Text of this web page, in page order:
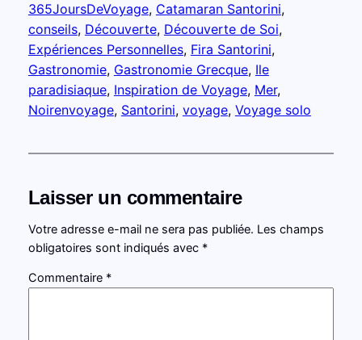
365JoursDeVoyage, Catamaran Santorini ,
conseils, Découverte, Découverte de Soi ,
Expériences Personnelles, Fira Santorini ,
Gastronomie, Gastronomie Grecque, Ile
paradisiaque, Inspiration de Voyage, Mer ,
Noirenvoyage, Santorini, voyage, Voyage solo
Laisser un commentaire
Votre adresse e-mail ne sera pas publiée. Les champs
obligatoires sont indiqués avec *
Commentaire *